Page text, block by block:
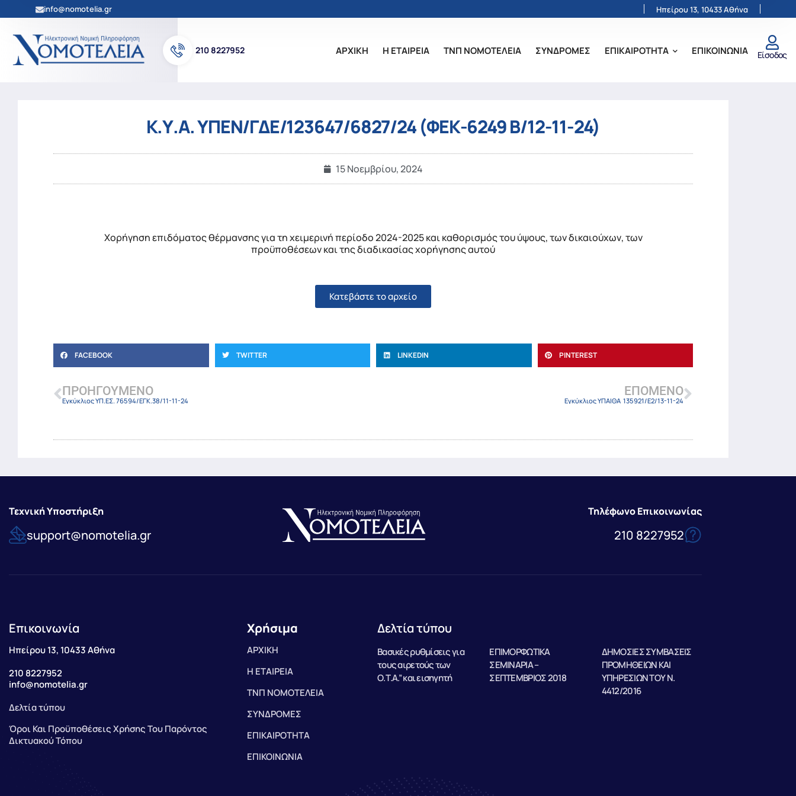
info@nomotelia.gr Ηπείρου 13, 10433 Αθήνα
210 8227952 ΑΡΧΙΚΗ Η ΕΤΑΙΡΕΙΑ ΤΝΠ ΝΟΜΟΤΕΛΕΙΑ ΣΥΝΔΡΟΜΕΣ ΕΠΙΚΑΙΡΟΤΗΤΑ ΕΠΙΚΟΙΝΩΝΙΑ Είσοδος
Κ.Υ.Α. ΥΠΕΝ/ΓΔΕ/123647/6827/24 (ΦΕΚ-6249 Β/12-11-24)
15 Νοεμβρίου, 2024
Χορήγηση επιδόματος θέρμανσης για τη χειμερινή περίοδο 2024-2025 και καθορισμός του ύψους, των δικαιούχων, των
προϋποθέσεων και της διαδικασίας χορήγησης αυτού
Κατεβάστε το αρχείο
FACEBOOK TWITTER LINKEDIN PINTEREST
ΠΡΟΗΓΟΎΜΕΝΟ
Εγκύκλιος ΥΠ.ΕΣ. 76594/ΕΓΚ.38/11-11-24
ΕΠΌΜΕΝΟ
Εγκύκλιος ΥΠΑΙΘΑ 135921/E2/13-11-24
Τεχνική Υποστήριξη
support@nomotelia.gr
Τηλέφωνο Επικοινωνίας
210 8227952
Επικοινωνία
Ηπείρου 13, 10433 Αθήνα
210 8227952
info@nomotelia.gr
Δελτία τύπου
Όροι Και Προϋποθέσεις Χρήσης Του Παρόντος
Δικτυακού Τόπου
Χρήσιμα
ΑΡΧΙΚΗ
Η ΕΤΑΙΡΕΙΑ
ΤΝΠ ΝΟΜΟΤΕΛΕΙΑ
ΣΥΝΔΡΟΜΕΣ
ΕΠΙΚΑΙΡΟΤΗΤΑ
ΕΠΙΚΟΙΝΩΝΙΑ
Δελτία τύπου
Βασικές ρυθμίσεις για
τους αιρετούς των
Ο.Τ.Α.” και εισηγητή
ΕΠΙΜΟΡΦΩΤΙΚΑ
ΣΕΜΙΝΑΡΙΑ –
ΣΕΠΤΕΜΒΡΙΟΣ 2018
ΔΗΜΟΣΙΕΣ ΣΥΜΒΑΣΕΙΣ
ΠΡΟΜΗΘΕΙΩΝ ΚΑΙ
ΥΠΗΡΕΣΙΩΝ ΤΟΥ Ν.
4412/2016